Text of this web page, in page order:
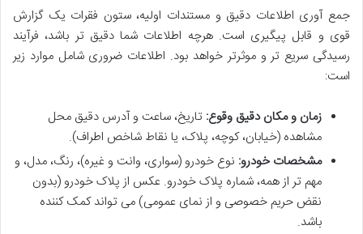
جمع آوری اطلاعات دقیق و مستندات اولیه، ستون فقرات یک گزارش
قوی و قابل پیگیری است. هرچه اطلاعات شما دقیق تر باشد، فرآیند
رسیدگی سریع تر و موثرتر خواهد بود. اطلاعات ضروری شامل موارد زیر
است:
زمان و مکان دقیق وقوع: تاریخ، ساعت و آدرس دقیق محل
مشاهده (خیابان، کوچه، پلاک، یا نقاط شاخص اطراف).
مشخصات خودرو: نوع خودرو (سواری، وانت و غیره)، رنگ، مدل، و
مهم تر از همه، شماره پلاک خودرو. عکس از پلاک خودرو (بدون
نقض حریم خصوصی و از نمای عمومی) می تواند کمک کننده
باشد.